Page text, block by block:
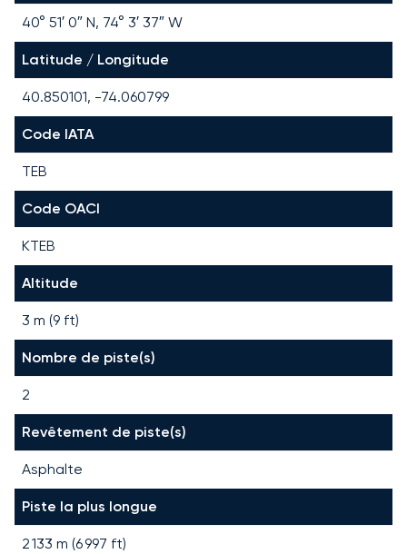
40° 51′ 0″ N, 74° 3′ 37″ W
Latitude / Longitude
40.850101, -74.060799
Code IATA
TEB
Code OACI
KTEB
Altitude
3 m (9 ft)
Nombre de piste(s)
2
Revêtement de piste(s)
Asphalte
Piste la plus longue
2 133 m (6 997 ft)